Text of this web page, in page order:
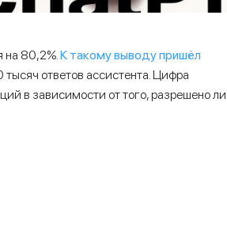
на 80,2%.К такому выводу пришёл
тысяч ответов ассистента. Цифра
в зависимости от того, разрешено ли